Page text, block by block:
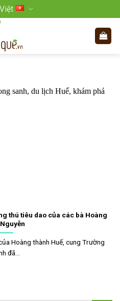
thú tiêu dao của các bà Hoàng
Hoàng thành Huế, cung Trường
đã...